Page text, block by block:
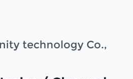
technology Co.,